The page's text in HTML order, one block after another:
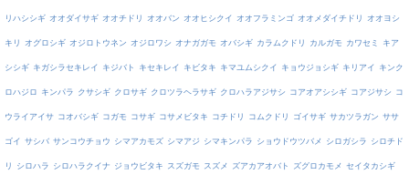
リハシシギ オオダイサギ オオチドリ オオバン オオヒシクイ オオフラミンゴ オオメダイチドリ オオヨシ
キリ オグロシギ オジロトウネン オジロワシ オナガガモ オバシギ カラムクドリ カルガモ カワセミ キア
シシギ キガシラセキレイ キジバト キセキレイ キビタキ キマユムシクイ キョウジョシギ キリアイ キンク
ロハジロ キンパラ クサシギ クロサギ クロツラヘラサギ クロハラアジサシ コアオアシシギ コアジサシ コ
ウライアイサ コオバシギ コガモ コサギ コサメビタキ コチドリ コムクドリ ゴイサギ サカツラガン ササ
ゴイ サシバ サンコウチョウ シマアカモズ シマアジ シマキンパラ ショウドウツバメ シロガシラ シロチド
リ シロハラ シロハラクイナ ジョウビタキ スズガモ スズメ ズアカアオバト ズグロカモメ セイタカシギ